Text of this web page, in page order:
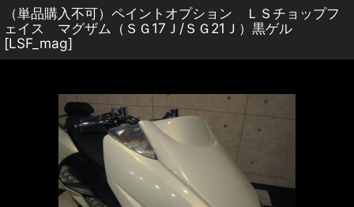
（単品購入不可）ペイントオプション ＬＳチョップフ
ェイス マグザム（ＳＧ17Ｊ/ＳＧ21Ｊ）黒ゲル
[LSF_mag]